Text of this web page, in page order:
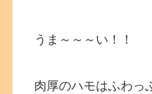
うま～～～い！！
肉厚のハモはふわっ